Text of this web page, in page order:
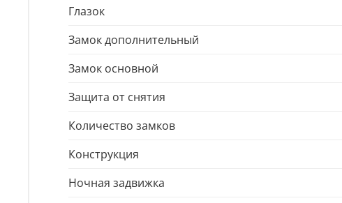
Глазок
Замок дополнительный
Замок основной
Защита от снятия
Количество замков
Конструкция
Ночная задвижка